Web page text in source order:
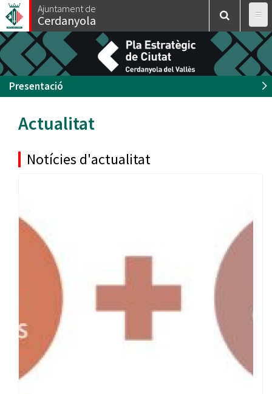
Vés
al
contingut
Ajuntament de
Cerdanyola
Presentació
Actualitat
Notícies d'actualitat